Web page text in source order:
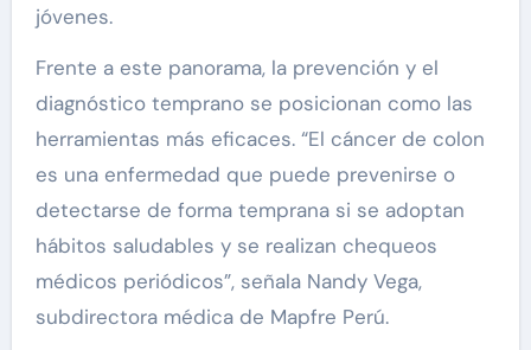
jóvenes.
Frente a este panorama, la prevención y el
diagnóstico temprano se posicionan como las
herramientas más eficaces. “El cáncer de colon
es una enfermedad que puede prevenirse o
detectarse de forma temprana si se adoptan
hábitos saludables y se realizan chequeos
médicos periódicos”, señala Nandy Vega,
subdirectora médica de Mapfre Perú.